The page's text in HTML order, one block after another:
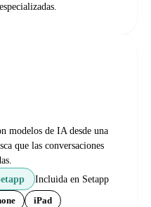
especializadas.
modelos de IA desde una
que las conversaciones
Incluida en Setapp
iPad